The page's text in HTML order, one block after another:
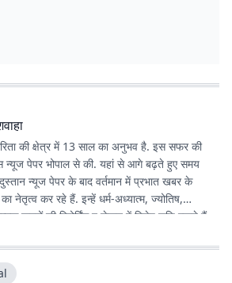
की क्षेत्र में 13 साल का अनुभव है. इस सफर की
न्यूज पेपर भोपाल से की. यहां से आगे बढ़ते हुए समय
न्यूज पेपर के बाद वर्तमान में प्रभात खबर के
नेतृत्व कर रहे हैं. इन्हें धर्म-अध्यात्म, ज्योतिष,
खबरों की रिपोर्टिंग व लेखन में विशेष रुचि रखते हैं.